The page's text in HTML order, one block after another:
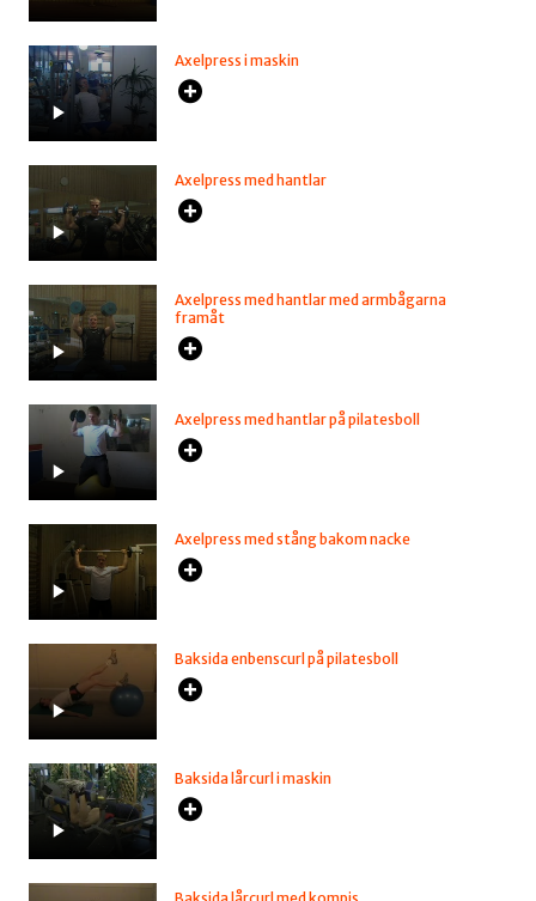
Axelpress i maskin
Axelpress med hantlar
Axelpress med hantlar med armbågarna
framåt
Axelpress med hantlar på pilatesboll
Axelpress med stång bakom nacke
Baksida enbenscurl på pilatesboll
Baksida lårcurl i maskin
Baksida lårcurl med kompis